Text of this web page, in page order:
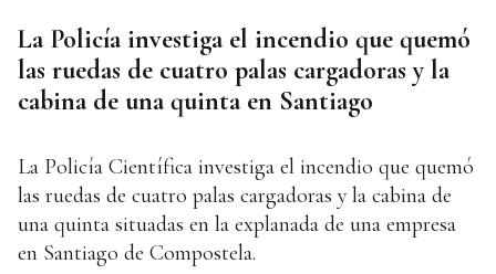
La Policía investiga el incendio que quemó
las ruedas de cuatro palas cargadoras y la
cabina de una quinta en Santiago
La Policía Científica investiga el incendio que quemó
las ruedas de cuatro palas cargadoras y la cabina de
una quinta situadas en la explanada de una empresa
en Santiago de Compostela.